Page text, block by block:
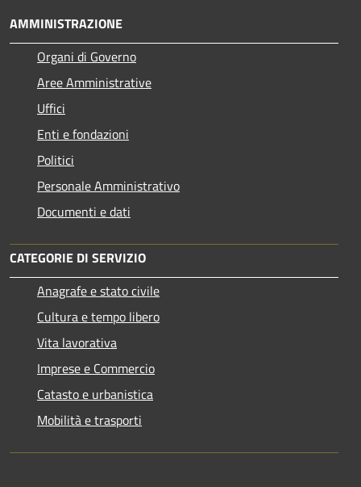
AMMINISTRAZIONE
Organi di Governo
Aree Amministrative
Uffici
Enti e fondazioni
Politici
Personale Amministrativo
Documenti e dati
CATEGORIE DI SERVIZIO
Anagrafe e stato civile
Cultura e tempo libero
Vita lavorativa
Imprese e Commercio
Catasto e urbanistica
Mobilità e trasporti